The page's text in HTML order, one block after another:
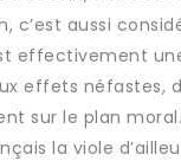
c’est aussi
effectivement
effets néfastes,
sur le plan
la viole